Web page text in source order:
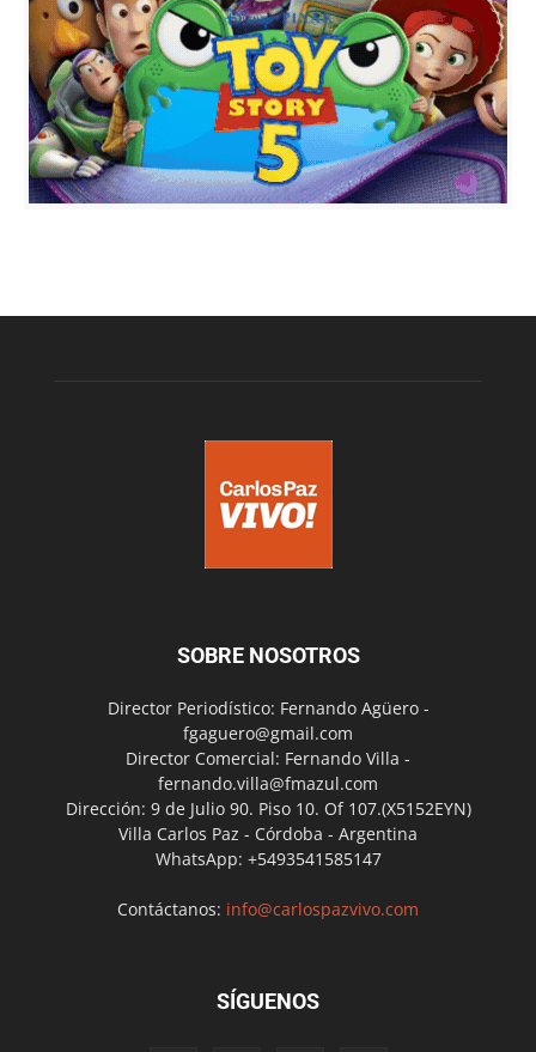
SOBRE NOSOTROS
Director Periodístico: Fernando Agüero -
fgaguero@gmail.com
Director Comercial: Fernando Villa -
fernando.villa@fmazul.com
Dirección: 9 de Julio 90. Piso 10. Of 107.(X5152EYN)
Villa Carlos Paz - Córdoba - Argentina
WhatsApp: +5493541585147
Contáctanos: info@carlospazvivo.com
SÍGUENOS